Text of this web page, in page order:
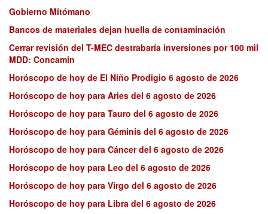
Gobierno Mitómano
Bancos de materiales dejan huella de contaminación
Cerrar revisión del T-MEC destrabaría inversiones por 100 mil
MDD: Concamin
Horóscopo de hoy de El Niño Prodigio 6 agosto de 2026
Horóscopo de hoy para Aries del 6 agosto de 2026
Horóscopo de hoy para Tauro del 6 agosto de 2026
Horóscopo de hoy para Géminis del 6 agosto de 2026
Horóscopo de hoy para Cáncer del 6 agosto de 2026
Horóscopo de hoy para Leo del 6 agosto de 2026
Horóscopo de hoy para Virgo del 6 agosto de 2026
Horóscopo de hoy para Libra del 6 agosto de 2026